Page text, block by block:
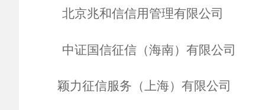
北京兆和信信用管理有限公司
中证国信征信（海南）有限公司
颖力征信服务（上海）有限公司